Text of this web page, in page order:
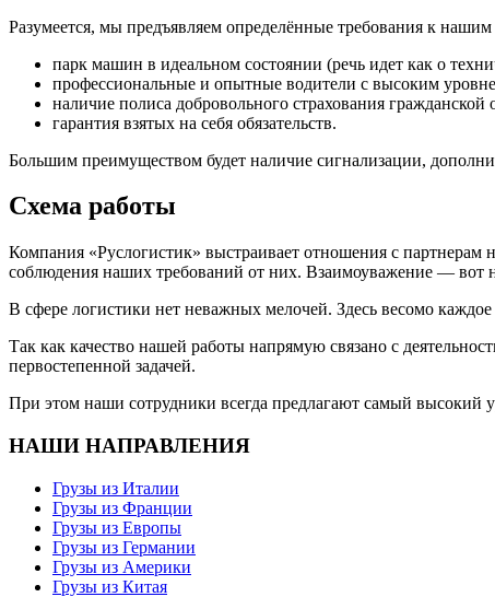
Разумеется, мы предъявляем определённые требования к
парк машин в идеальном состоянии (речь идет как о
профессиональные и опытные водители с высоким
наличие полиса добровольного страхования
гарантия взятых на себя обязательств.
Большим преимуществом будет наличие сигнализации,
Схема работы
Компания «Руслогистик» выстраивает отношения с партнерам
соблюдения наших требований от них. Взаимоуважение — вот
В сфере логистики нет неважных мелочей. Здесь весомо
Так как качество нашей работы напрямую связано с
первостепенной задачей.
При этом наши сотрудники всегда предлагают самый высокий
НАШИ НАПРАВЛЕНИЯ
Грузы из Италии
Грузы из Франции
Грузы из Европы
Грузы из Германии
Грузы из Америки
Грузы из Китая